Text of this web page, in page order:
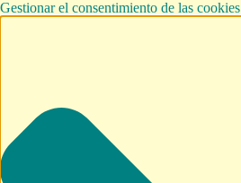
Gestionar el consentimiento de las cookies